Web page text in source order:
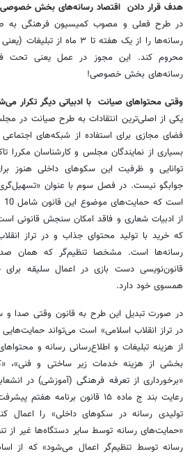
هدف قرار دادن اقتصاد رسانه‌های بخش خصوصی
در طرح فعلی و مصوب کمیسیون فرهنگی به
رسانه‌ها را از یک هفته تا ۳
محروم کند. این مجوز در عمل یعنی تحت
رسانه‌های بخش خصوصی!
وقتی محتواهای صیانت با ادبیاتی دیگر تکرار
یکی از اصلی‌ترین انتقادات به طرح صیانت در
فضای مجازی برای استفاده از شبکه‌های
بسیاری از نمایندگان مجلس و کارشناسان مکررا
توانایی و ظرفیت این سکوهای داخلی هنوز
جوابگو نیست. در فصل سوم با عنوان
از ادبیات شعاری و فاقد امکان سنجش قانونی
که خرید با تولید محتوای جذاب و در تراز
رسانه‌ها است. مشخصا تنظیم‌گر که همان
قانون‌نویسی دست بازی در اعمال سلیقه
همسوی خود دارد.
در صورت تبدیل این طرح به قانون وقتی صدا
در تراز انقلاب اسلامی» است می‌تواند
از هزینه تبلیغات و اطلاع‌رسانی رسانه و
بخشی از هزینه خدمات زیر ساختی و فنی»،
«برخورداری از تعرفه فرهنگی (آموزشی) در
رعایت بند ج ماده ۱۵ قانون
تولیدی رسانه در سکوهای داخلی» را اعمال
«حمایت‌های رسانه توسط سایر دستگاه‌ها غیر از
رسانه توسط تنظیم‌گر اعمال می‌شود» که